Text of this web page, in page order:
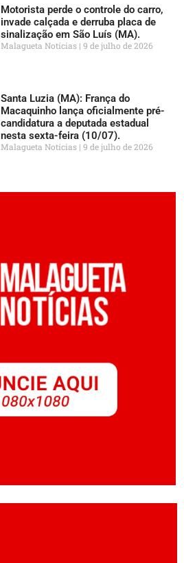
Motorista perde o controle do carro,
invade calçada e derruba placa de
sinalização em São Luís (MA).
Malagueta Notícias 9 de julho de 2026
Santa Luzia (MA): França do
Macaquinho lança oficialmente pré-
candidatura a deputada estadual
nesta sexta-feira (10/07).
Malagueta Notícias 9 de julho de 2026